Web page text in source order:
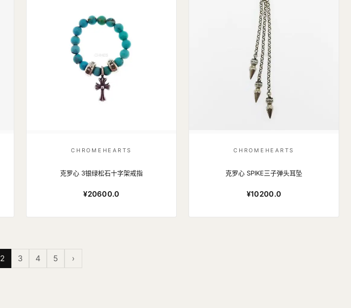
CHROMEHEARTS
克罗心 3银绿松石十字架戒指
¥20600.0
CHROMEHEARTS
克罗心 SPIKE三子弹头耳坠
¥10200.0
2 3 4 5 ›